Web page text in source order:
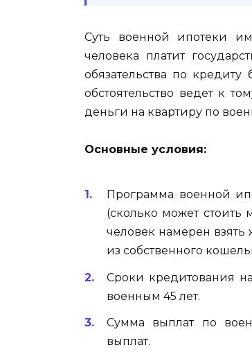
Суть военной ипотеки
человека платит
обязательства по
обстоятельство ведет к
деньги на квартиру по
Основные условия:
Программа военной
(сколько может
человек намерен
из собственного
Сроки кредитования
военным 45 лет.
Сумма выплат по
выплат.